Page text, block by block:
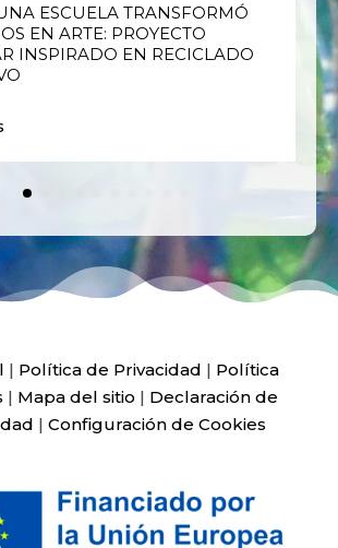
ESCUELA TRANSFORMÓ
EN ARTE: PROYECTO
INSPIRADO EN RECICLADO
| Política de Privacidad | Política
| Mapa del sitio | Declaración de
| Configuración de Cookies